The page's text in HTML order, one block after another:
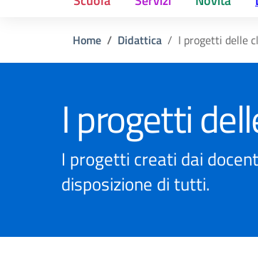
Home Didattica I progetti delle
I progetti
I progetti creati dai
disposizione di tutti.